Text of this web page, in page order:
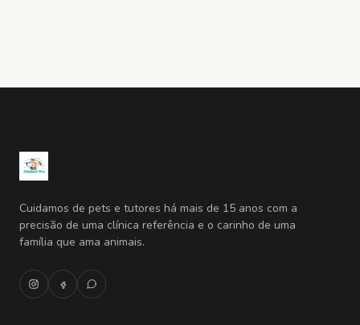
Cuidamos de pets e tutores há mais de 15 anos com a
precisão de uma clínica referência e o carinho de uma
família que ama animais.